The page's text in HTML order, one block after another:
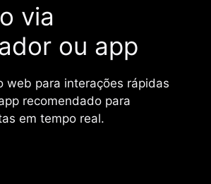
via
ou app
web para interações rápidas
recomendado para
em tempo real.